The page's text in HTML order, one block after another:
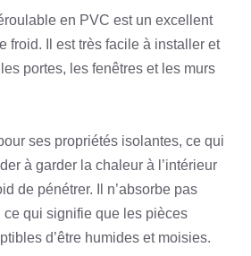
en PVC est un excellent
froid. Il est très facile à installer et
portes, les fenêtres et les murs
ses propriétés isolantes, ce qui
à garder la chaleur à l’intérieur
de pénétrer. Il n’absorbe pas
ce qui signifie que les pièces
d’être humides et moisies.